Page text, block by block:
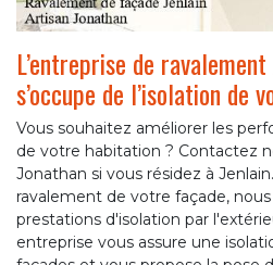
L’entreprise de
s’occupe de l’isolation de
Vous souhaitez améliorer les
de votre habitation ? Contactez
Jonathan si vous résidez à
ravalement de votre façade,
prestations d'isolation par
entreprise vous assure une